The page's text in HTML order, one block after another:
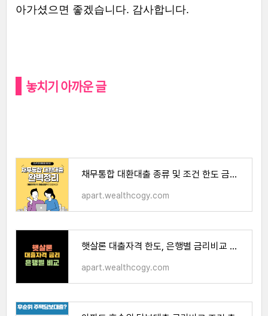
아가셨으면 좋겠습니다. 감사합니다.
놓치기 아까운 글
채무통합 대환대출 종류 및 조건 한도 금리 | 정부지원 대환대출 정리
apart.wealthcogy.com
햇살론 대출자격 한도, 은행별 금리비교 총정리
apart.wealthcogy.com